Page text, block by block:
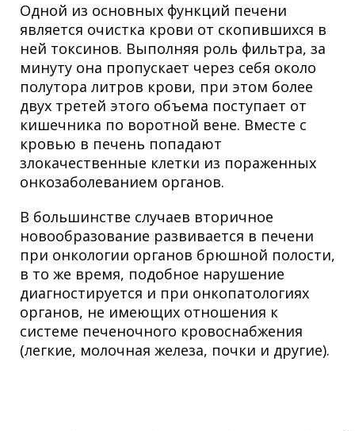
Одной из основных функций печени
является очистка крови от скопившихся в
ней токсинов. Выполняя роль фильтра, за
минуту она пропускает через себя около
полутора литров крови, при этом более
двух третей этого объема поступает от
кишечника по воротной вене. Вместе с
кровью в печень попадают
злокачественные клетки из пораженных
онкозаболеванием органов.
В большинстве случаев вторичное
новообразование развивается в печени
при онкологии органов брюшной полости,
в то же время, подобное нарушение
диагностируется и при онкопатологиях
органов, не имеющих отношения к
системе печеночного кровоснабжения
(легкие, молочная железа, почки и другие).